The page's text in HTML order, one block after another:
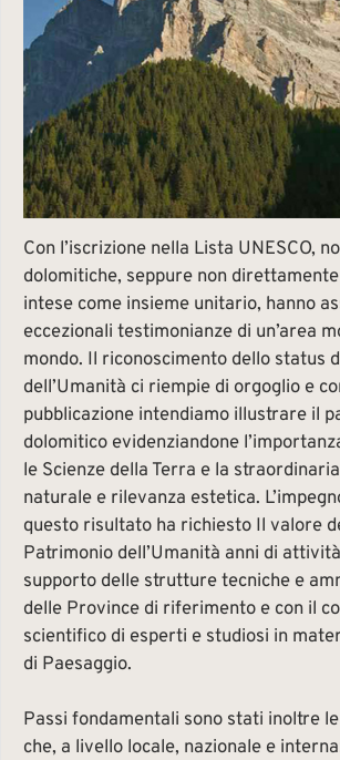
Con l’iscrizione nella Lista UNESCO,
dolomitiche, seppure non
intese come insieme unitario, hanno
eccezionali testimonianze di un’area
mondo. Il riconoscimento dello status
dell’Umanità ci riempie di orgoglio e
pubblicazione intendiamo illustrare il
dolomitico evidenziandone
le Scienze della Terra e la
naturale e rilevanza estetica.
questo risultato ha richiesto Il valore
Patrimonio dell’Umanità anni di
supporto delle strutture tecniche e
delle Province di riferimento e con il
scientifico di esperti e studiosi in
di Paesaggio.
Passi fondamentali sono stati inoltre
che, a livello locale, nazionale e